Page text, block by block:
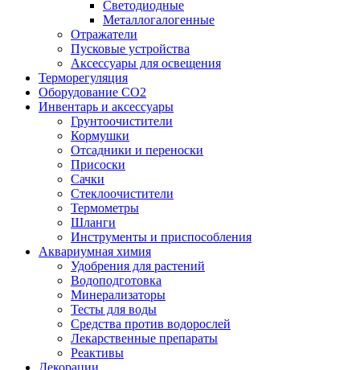
Светодиодные
Металлогалогенные
Отражатели
Пусковые устройства
Аксессуары для освещения
Терморегуляция
Оборудование CO2
Инвентарь и аксессуары
Грунтоочистители
Кормушки
Отсадники и переноски
Присоски
Сачки
Стеклоочистители
Термометры
Шланги
Инструменты и приспособления
Аквариумная химия
Удобрения для растений
Водоподготовка
Минерализаторы
Тесты для воды
Средства против водорослей
Лекарственные препараты
Реактивы